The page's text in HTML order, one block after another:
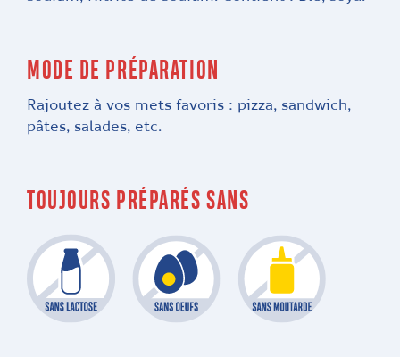
MODE DE PRÉPARATION
Rajoutez à vos mets favoris : pizza, sandwich,
pâtes, salades, etc.
TOUJOURS PRÉPARÉS SANS